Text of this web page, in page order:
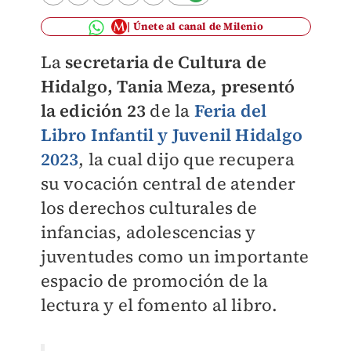
Únete al canal de Milenio
La secretaria de Cultura de
Hidalgo, Tania Meza, presentó
la edición 23 de la Feria del
Libro Infantil y Juvenil Hidalgo
2023, la cual dijo que recupera
su vocación central de atender
los derechos culturales de
infancias, adolescencias y
juventudes como un importante
espacio de promoción de la
lectura y el fomento al libro.